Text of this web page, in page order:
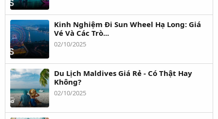
Kinh Nghiệm Đi Sun Wheel Hạ Long: Giá
Vé Và Các Trò...
02/10/2025
Du Lịch Maldives Giá Rẻ - Có Thật Hay
Không?
02/10/2025